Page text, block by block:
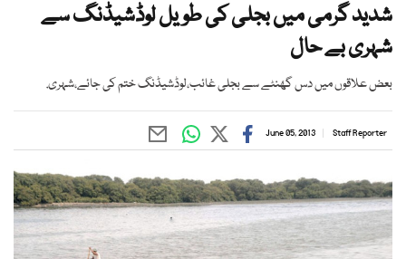
شدید گرمی میں بجلی کی طویل لوڈشیڈنگ سے
شہری بے حال
بعض علاقوں میں دس گھنٹے سے بجلی غائب،لوڈشیڈنگ ختم کی جائے،شہری.
Staff Reporter
June 05, 2013